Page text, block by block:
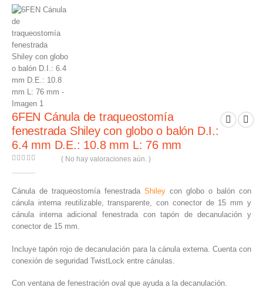
6FEN Cánula de traqueostomía
fenestrada Shiley con globo o balón D.I.:
6.4 mm D.E.: 10.8 mm L: 76 mm
( No hay valoraciones aún. )
Cánula de traqueostomía fenestrada Shiley con globo o balón con
cánula interna reutilizable, transparente, con conector de 15 mm y
cánula interna adicional fenestrada con tapón de decanulación y
conector de 15 mm.
Incluye tapón rojo de decanulación para la cánula externa. Cuenta con
conexión de seguridad TwistLock entre cánulas.
Con ventana de fenestración oval que ayuda a la decanulación.